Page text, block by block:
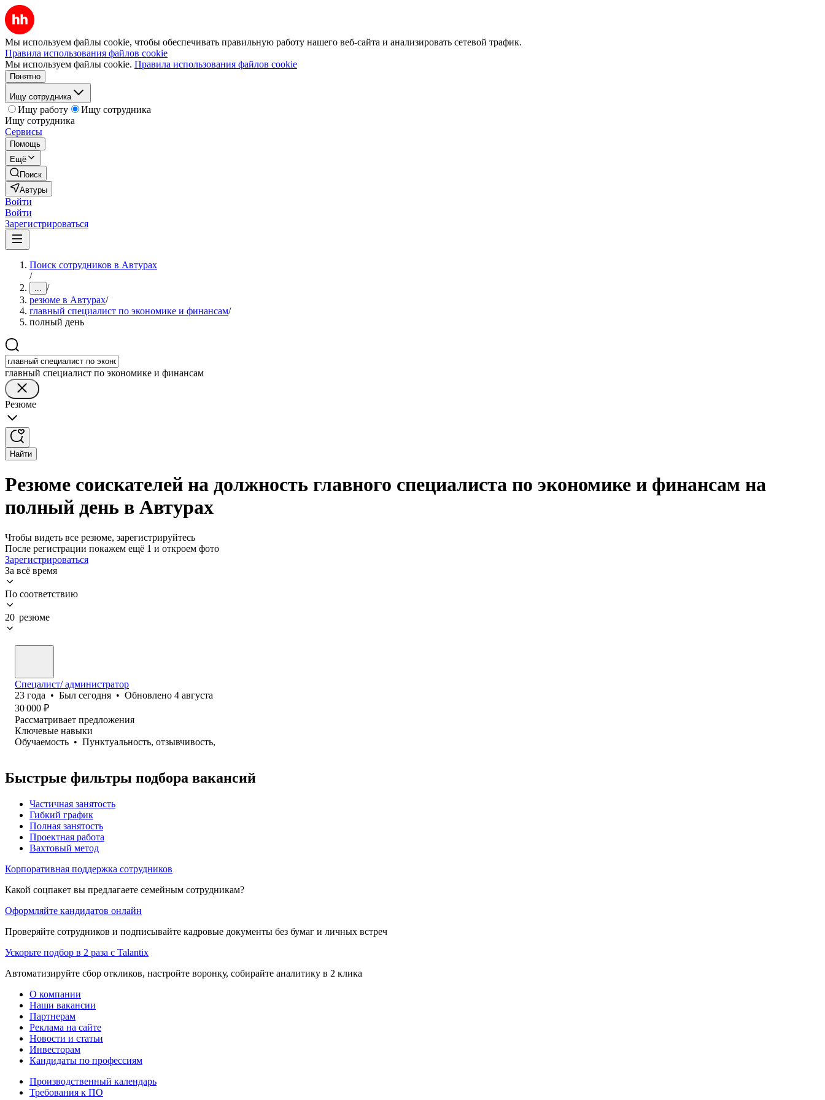
Мы используем файлы cookie, чтобы обеспечивать правильную работу нашего веб-сайта и анализировать сетевой трафик.
Правила использования файлов cookie
Мы используем файлы cookie. Правила использования файлов cookie
Понятно
Ищу сотрудника
Ищу работу
Ищу сотрудника
Ищу сотрудника
Сервисы
Помощь
Ещё
Поиск
Автуры
Войти
Войти
Зарегистрироваться
Поиск сотрудников в Автурах
/
... /
резюме в Автурах/
главный специалист по экономике и финансам/
полный день
главный специалист по экономике и финансам
Резюме
Найти
Резюме соискателей на должность главного специалиста по экономике и финансам на
полный день в Автурах
Чтобы видеть все резюме, зарегистрируйтесь
После регистрации покажем ещё 1 и откроем фото
Зарегистрироваться
За всё время
По соответствию
20 резюме
Спецалист/ администратор
23 года • Был сегодня • Обновлено 4 августа
30 000 ₽
Рассматривает предложения
Ключевые навыки
Обучаемость • Пунктуальность, отзывчивость,
Быстрые фильтры подбора вакансий
Частичная занятость
Гибкий график
Полная занятость
Проектная работа
Вахтовый метод
Корпоративная поддержка сотрудников
Какой соцпакет вы предлагаете семейным сотрудникам?
Оформляйте кандидатов онлайн
Проверяйте сотрудников и подписывайте кадровые документы без бумаг и личных встреч
Ускорьте подбор в 2 раза с Talantix
Автоматизируйте сбор откликов, настройте воронку, собирайте аналитику в 2 клика
О компании
Наши вакансии
Партнерам
Реклама на сайте
Новости и статьи
Инвесторам
Кандидаты по профессиям
Производственный календарь
Требования к ПО